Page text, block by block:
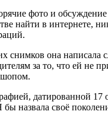
фото и
найти в интернете,
снимков она написала
за то, что ей не
датированной 17
бы назвала своё